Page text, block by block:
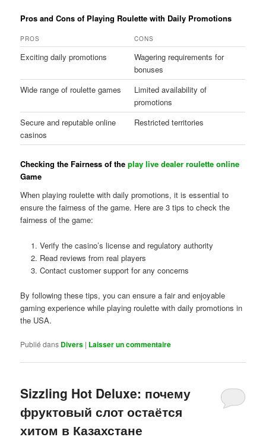
Pros and Cons of Playing Roulette with Daily Promotions
PROS CONS
Exciting daily promotions
Wagering requirements for
bonuses
Wide range of roulette games
Limited availability of
promotions
Secure and reputable online
casinos
Restricted territories
Checking the Fairness of theplay live dealer roulette online
Game
When playing roulette with daily promotions, it is essential to
ensure the fairness of the game. Here are 3 tips to check the
fairness of the game:
Verify the casino’s license and regulatory authority
Read reviews from real players
Contact customer support for any concerns
By following these tips, you can ensure a fair and enjoyable
gaming experience while playing roulette with daily promotions in
the USA.
Publié dans Divers | Laisser un commentaire
Sizzling Hot Deluxe: почему
фруктовый слот остаётся
хитом в Казахстане